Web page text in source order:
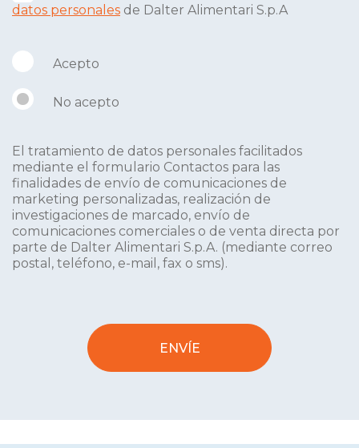
datos personales de Dalter Alimentari S.p.A
Acepto
No acepto
El tratamiento de datos personales facilitados
mediante el formulario Contactos para las
finalidades de envío de comunicaciones de
marketing personalizadas, realización de
investigaciones de marcado, envío de
comunicaciones comerciales o de venta directa por
parte de Dalter Alimentari S.p.A. (mediante correo
postal, teléfono, e-mail, fax o sms).